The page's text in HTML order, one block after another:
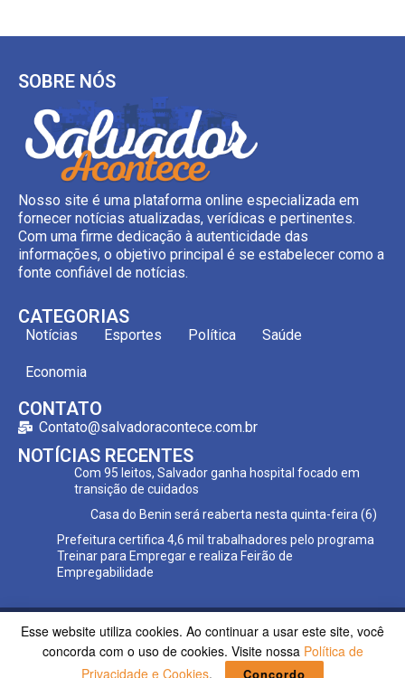
SOBRE NÓS
Nosso site é uma plataforma online especializada em
fornecer notícias atualizadas, verídicas e pertinentes.
Com uma firme dedicação à autenticidade das
informações, o objetivo principal é se estabelecer como a
fonte confiável de notícias.
CATEGORIAS
Notícias Esportes Política Saúde
Economia
CONTATO
Contato@salvadoracontece.com.br
NOTÍCIAS RECENTES
Com 95 leitos, Salvador ganha hospital focado em
transição de cuidados
Casa do Benin será reaberta nesta quinta-feira (6)
Prefeitura certifica 4,6 mil trabalhadores pelo programa
Treinar para Empregar e realiza Feirão de
Empregabilidade
Copyright ©2023 Salvador Acontece. Todos os direitos
reservados | Desenvolvido porPoppy Sites.
Esse website utiliza cookies. Ao continuar a usar este site, você
concorda com o uso de cookies. Visite nossa Política de
Privacidade e Cookies. Concordo